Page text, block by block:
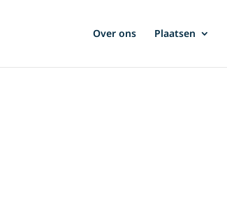
Over ons Plaatsen